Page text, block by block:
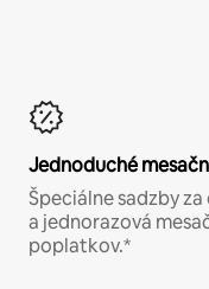
Jednoduché
Špeciálne sadzby
a jednorazová
poplatkov.*